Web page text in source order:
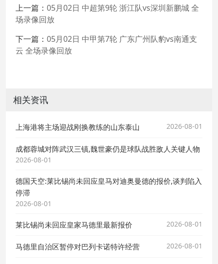
上一篇： 05月02日 中超第9轮 浙江队vs深圳新鹏城 全
场录像回放
下一篇： 05月02日 中甲第7轮 广东广州队豹vs南通支
云 全场录像回放
相关资讯
上海港将主场迎战刚换教练的山东泰山 2026-08-01
成都蓉城对阵武汉三镇,魏世豪仍是球队战胜敌人关键人物
2026-08-01
德国天空:莱比锡尚未回应皇马对迪奥曼德的报价,谈判陷入
停滞
2026-08-01
莱比锡尚未回应皇家马德里最新报价 2026-08-01
马德里自治区暂停对巴列卡诺特许经营 2026-08-01